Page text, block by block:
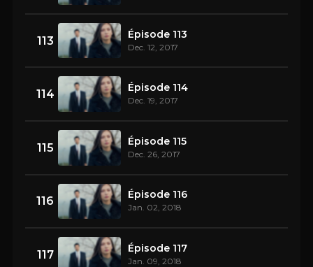
113 Épisode 113
Dec. 12, 2017
114 Épisode 114
Dec. 19, 2017
115 Épisode 115
Dec. 26, 2017
116 Épisode 116
Jan. 02, 2018
117 Épisode 117
Jan. 09, 2018